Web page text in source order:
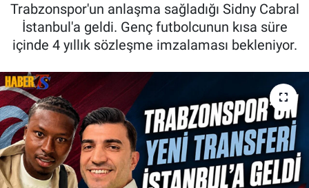
Trabzonspor'un anlaşma sağladığı Sidny Cabral
İstanbul'a geldi. Genç futbolcunun kısa süre
içinde 4 yıllık sözleşme imzalaması bekleniyor.
FUTBOL
TV VE SİNEMA
BASKETBOL
SAĞLIK